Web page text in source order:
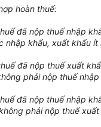
hoàn thuế:
đã nộp thuế nhập
nhập khẩu, xuất khẩu
đã nộp thuế xuất
phải nộp thuế
đã nộp thuế nhập
phải nộp thuế xuất